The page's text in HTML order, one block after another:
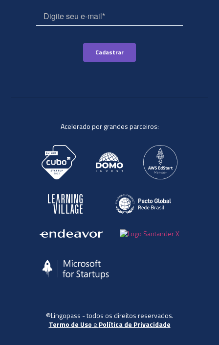
Acelerado por grandes parceiros:
©Lingopass - todos os direitos reservados.
Termo de Uso e Política de Privacidade